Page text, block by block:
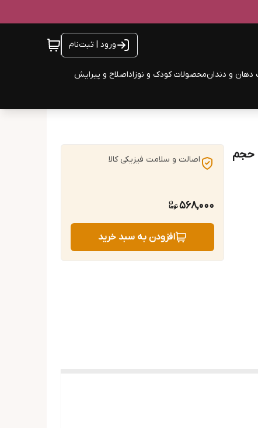
ورود | ثبت‌نام
دهان و دندانمحصولات کودک و نوزاداصلاح و پیرایش
حجم
اصالت و سلامت فیزیکی کالا
568,000
افزودن به سبد خرید